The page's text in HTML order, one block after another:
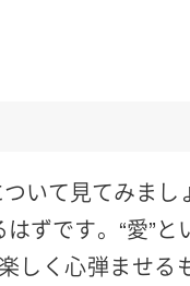
いて見てみまし
ずです。“愛”と
しく心弾ませる